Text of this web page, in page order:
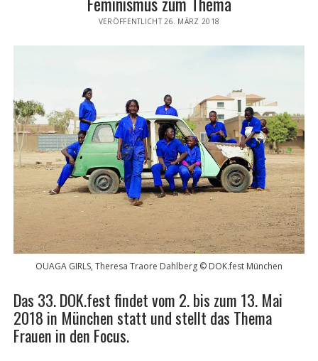
VERÖFFENTLICHT 26. MÄRZ 2018
OUAGA GIRLS, Theresa Traore Dahlberg © DOK.fest München
Das 33. DOK.fest findet vom 2. bis zum 13. Mai
2018 in München statt und stellt das Thema
Frauen in den Focus.